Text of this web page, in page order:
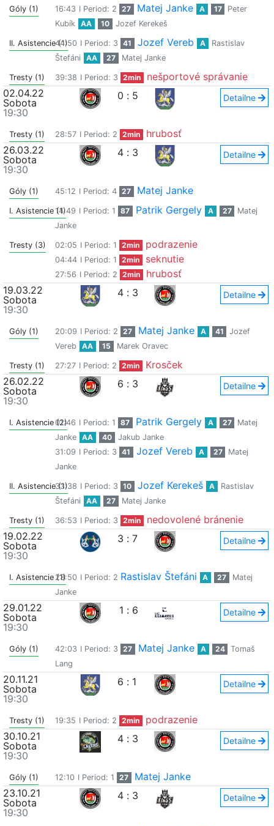
Góly (1) 16:43 I Period: 2 27 Matej Janke A 17
Peter
Kubík
AA 10 Jozef Kerekeš
II. Asistencie (1)
44:50 I Period: 3 41 Jozef Vereb A
Rastislav
Štefáni
AA 27 Matej Janke
Tresty (1) 39:38 I Period: 3 2min
nešportové správanie
02.04.22
Sobota
19:30
0 : 5 Detailne
Tresty (1) 28:57 I Period: 2 2min
hrubosť
26.03.22
Sobota
19:30
4 : 3 Detailne
Góly (1) 45:12 I Period: 4 27 Matej Janke
I. Asistencie (1)14:49 I Period: 1 87 Patrik Gergely A 27
Matej
Janke
Tresty (3) 02:05 I Period: 1 2min podrazenie
04:44 I Period: 1 2min seknutie
27:56 I Period: 2 2min
hrubosť
19.03.22
Sobota
19:30
4 : 3 Detailne
Góly (1) 20:09 I Period: 2 27 Matej Janke A 41
Jozef
Vereb
AA 15 Marek Oravec
Tresty (1) 27:27 I Period: 2 2min
Krosček
26.02.22
Sobota
19:30
6 : 3 Detailne
I. Asistencie (2)
01:46 I Period: 1 87 Patrik Gergely A 27
Matej
Janke
AA 40
Jakub Janke
31:09 I Period: 3 41 Jozef Vereb A 27
Matej
Janke
II. Asistencie (1)
33:38 I Period: 3 10 Jozef Kerekeš A
Rastislav
Štefáni
AA 27 Matej Janke
Tresty (1) 36:53 I Period: 3 2min
nedovolené bránenie
19.02.22
Sobota
19:30
3 : 7 Detailne
I. Asistencie (1)23:50 I Period: 2 Rastislav Štefáni A 27
Matej
Janke
29.01.22
Sobota
19:30
1 : 6 Detailne
Góly (1) 42:03 I Period: 3 27 Matej Janke A 24
Tomaš
Lang
20.11.21
Sobota
19:30
6 : 1 Detailne
Tresty (1) 19:35 I Period: 2 2min
podrazenie
30.10.21
Sobota
19:30
4 : 3 Detailne
Góly (1) 12:10 I Period: 1 27
Matej Janke
23.10.21
Sobota
19:30
4 : 3 Detailne